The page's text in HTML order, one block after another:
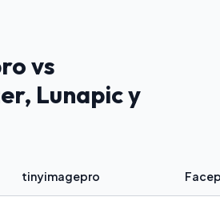
vs
Lunapic y
tinyimagepro